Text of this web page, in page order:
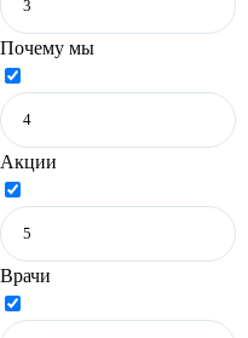
Почему мы
Акции
Врачи